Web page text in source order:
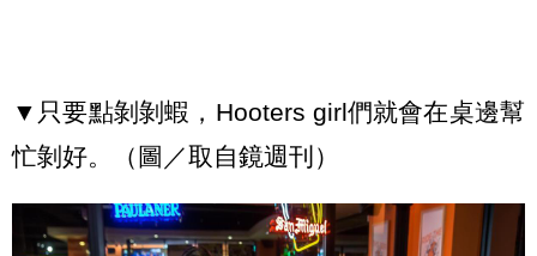
▼只要點剝剝蝦，Hooters girl們就會在桌邊幫
忙剝好。（圖／取自鏡週刊）